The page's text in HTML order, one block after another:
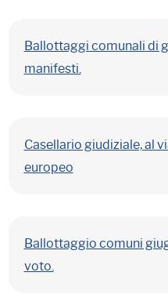
Ballottaggi comunali di
manifesti.
Casellario giudiziale, al
europeo
Ballottaggio comuni
voto.